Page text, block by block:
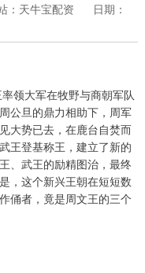
：天牛宝配资
日期：
领大军在牧野与商朝军队
公旦的鼎力相助下，周军
大势已去，在鹿台自焚而
王登基称王，建立了新的
、武王的励精图治，最终
，这个新兴王朝在短短数
俑者，竟是周文王的三个